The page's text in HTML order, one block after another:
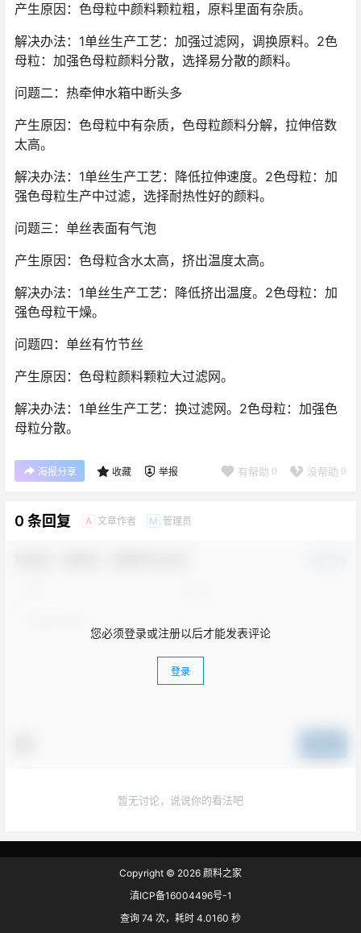
产生原因：色母粒中颜料颗粒粗，原料里面有杂质。
解决办法：1单丝生产工艺：加强过滤网，调换原料。2色
母粒：加强色母粒颜料分散，选择易分散的颜料。
问题二：热牵伸水箱中断头多
产生原因：色母粒中有杂质，色母粒颜料分解，拉伸倍数
太高。
解决办法：1单丝生产工艺：降低拉伸速度。2色母粒：加
强色母粒生产中过滤，选择耐热性好的颜料。
问题三：单丝表面有气泡
产生原因：色母粒含水太高，挤出温度太高。
解决办法：1单丝生产工艺：降低挤出温度。2色母粒：加
强色母粒干燥。
问题四：单丝有竹节丝
产生原因：色母粒颜料颗粒大过滤网。
解决办法：1单丝生产工艺：换过滤网。2色母粒：加强色
母粒分散。
海报分享 收藏 举报 有帮助 0 没帮助 0
0 条回复 A 文章作者 M 管理员
您必须登录或注册以后才能发表评论
登录
暂无讨论，说说你的看法吧
Copyright © 2026 颜料之家
滇ICP备16004496号-1
查询 74 次，耗时 4.0160 秒